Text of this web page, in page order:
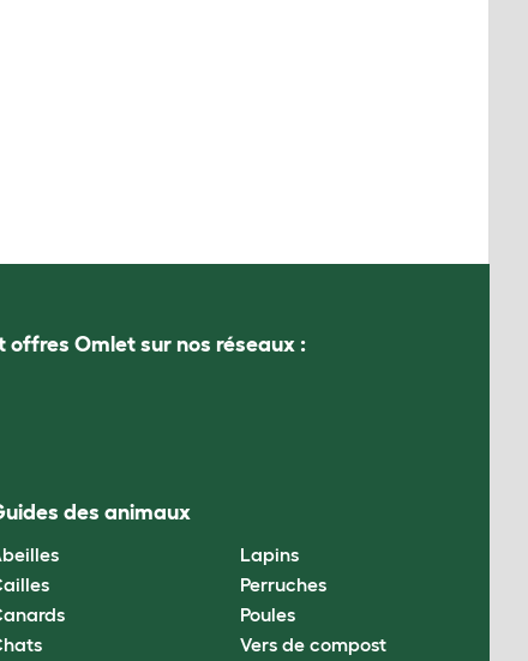
offres Omlet sur nos réseaux :
des animaux
Lapins
Perruches
Poules
Vers de compost